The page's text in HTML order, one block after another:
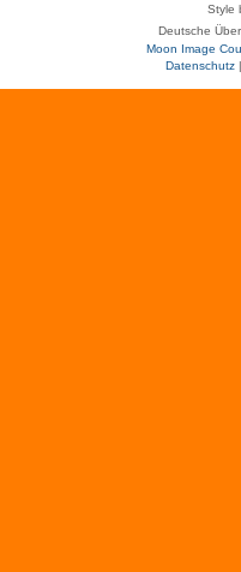
Style
Deutsche
Moon Image
Datenschutz|